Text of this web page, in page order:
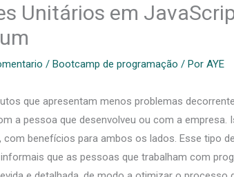
Unitários em
/Bootcamp de programação / PorAYE
que apresentam menos problemas
a pessoa que desenvolveu ou com a
com benefícios para ambos os lados. Esse tipo
que as pessoas que trabalham com